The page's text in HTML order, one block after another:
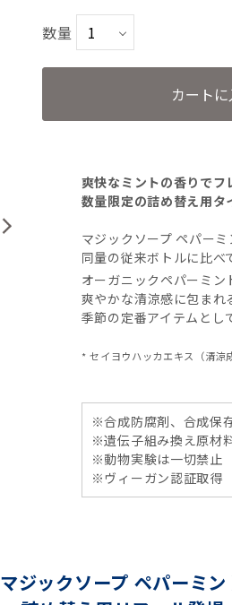
数量
カート
爽快なミントの香りでフ
数量限定の詰め替え用タ
マジックソープ ペパー
同量の従来ボトルに比べ
オーガニックペパーミン
爽やかな清涼感に包まれ
季節の定番アイテムとし
* セイヨウハッカエキス（清涼
※合成防腐剤、合成保
※遺伝子組み換え原材
※動物実験は一切禁止
※ヴィーガン認証取得
マジックソープ ペパーミン